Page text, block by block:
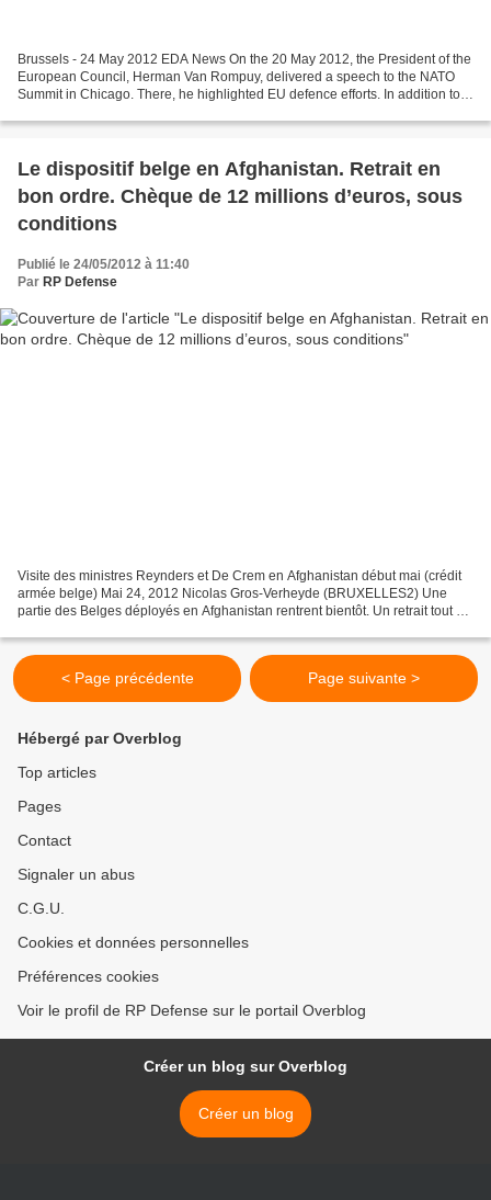
Brussels - 24 May 2012 EDA News On the 20 May 2012, the President of the
European Council, Herman Van Rompuy, delivered a speech to the NATO
Summit in Chicago. There, he highlighted EU defence efforts. In addition to
Le dispositif belge en Afghanistan. Retrait en
bon ordre. Chèque de 12 millions d’euros, sous
conditions
Publié le 24/05/2012 à 11:40
Par RP Defense
Visite des ministres Reynders et De Crem en Afghanistan début mai (crédit
armée belge) Mai 24, 2012 Nicolas Gros-Verheyde (BRUXELLES2) Une
partie des Belges déployés en Afghanistan rentrent bientôt. Un retrait tout à
< Page précédente Page suivante >
Hébergé par Overblog
Top articles
Pages
Contact
Signaler un abus
C.G.U.
Cookies et données personnelles
Préférences cookies
Voir le profil de RP Defense sur le portail Overblog
Créer un blog sur Overblog
Créer un blog